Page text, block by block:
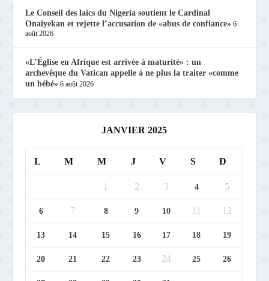
Le Conseil des laïcs du Nigeria soutient le Cardinal
Onaiyekan et rejette l’accusation de «abus de confiance» 6
août 2026
«L’Église en Afrique est arrivée à maturité» : un
archevêque du Vatican appelle à ne plus la traiter «comme
un bébé» 6 août 2026
JANVIER 2025
L M M J V S D
1 2 3 4 5
6 7 8 9 10 11 12
13 14 15 16 17 18 19
20 21 22 23 24 25 26